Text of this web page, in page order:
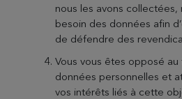
nous les avons collectées,
besoin des données afin
de défendre des
Vous vous êtes opposé
données personnelles et
vos intérêts liés à cette